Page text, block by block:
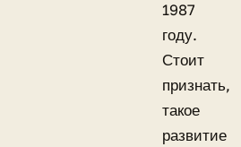
1987
году.
Стоит
признать,
такое
развитие